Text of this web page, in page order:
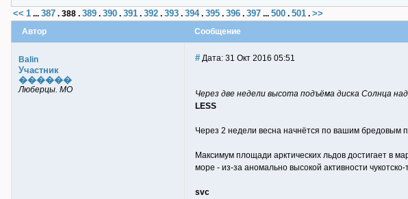
<< 1 ... 387 . 388 . 389 . 390 . 391 . 392 . 393 . 394. 395 . 396 . 397 ... 500 . 501 . >>
Автор Сообщение
Balin
Участник
������
Люберцы. МО
# Дата: 31 Окт 2016 05:51
Через две недели высота подъёма диска Солнца
LESS
Через 2 недели весна начнётся по вашим бредовым
Максимум площади арктических льдов достигает в
море - из-за аномально высокой активности
svc